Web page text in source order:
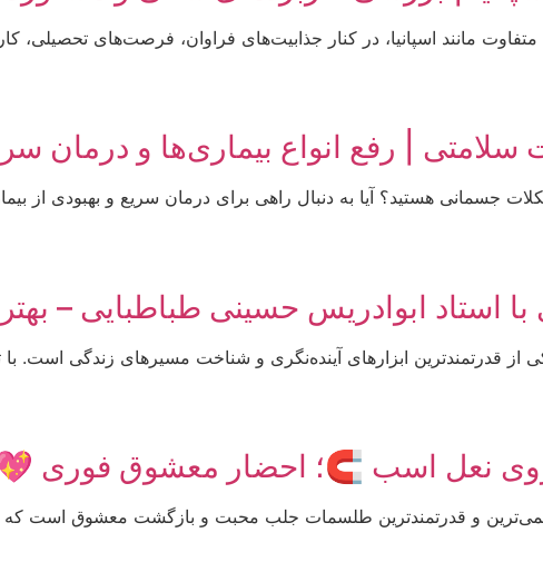
مانند اسپانیا، در کنار جذابیت‌های فراوان، فرصت‌های تحصیلی،
| رفع انواع بیماری‌ها و درمان
جسمانی هستید؟ آیا به دنبال راهی برای درمان سریع و بهبودی از
استاد ابوادریس حسینی طباطبایی –
از قدرتمندترین ابزارهای آینده‌نگری و شناخت مسیرهای زندگی است.
نعل اسب 🧲؛ احضار معشوق فوری
و قدرتمندترین طلسمات جلب محبت و بازگشت معشوق است